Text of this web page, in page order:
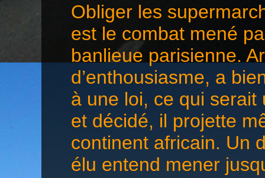
Obliger les
est le combat mené
banlieue parisienne.
d’enthousiasme, a
à une loi, ce qui
et décidé, il projette
continent africain. Un
élu entend mener